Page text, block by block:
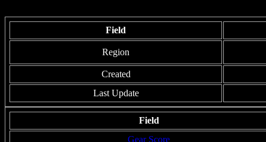
Field
Region
Created
Last Update
Field
Gear Score